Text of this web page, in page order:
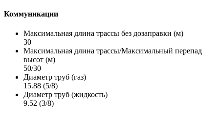
Коммуникации
Максимальная длина трассы без дозаправки (м)
30
Максимальная длина трассы/Максимальный перепад
высот (м)
50/30
Диаметр труб (газ)
15.88 (5/8)
Диаметр труб (жидкость)
9.52 (3/8)